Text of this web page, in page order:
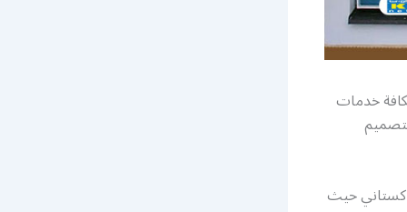
خدمات
حيث